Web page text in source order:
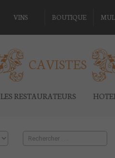
VINS BOUTIQUE
CAVISTES
LES RESTAURATEURS